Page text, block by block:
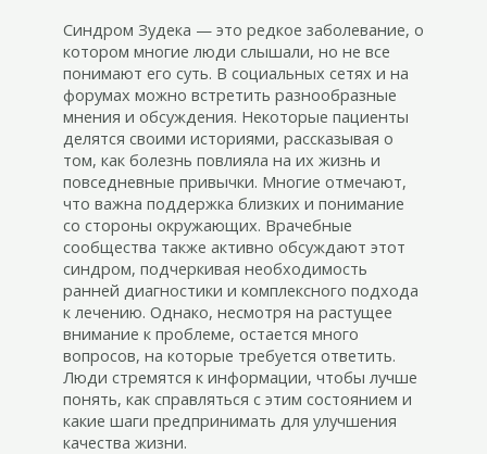
Синдром Зудека — это редкое заболевание, о
котором многие люди слышали, но не все
понимают его суть. В социальных сетях и на
форумах можно встретить разнообразные
мнения и обсуждения. Некоторые пациенты
делятся своими историями, рассказывая о
том, как болезнь повлияла на их жизнь и
повседневные привычки. Многие отмечают,
что важна поддержка близких и понимание
со стороны окружающих. Врачебные
сообщества также активно обсуждают этот
синдром, подчеркивая необходимость
ранней диагностики и комплексного подхода
к лечению. Однако, несмотря на растущее
внимание к проблеме, остается много
вопросов, на которые требуется ответить.
Люди стремятся к информации, чтобы лучше
понять, как справляться с этим состоянием и
какие шаги предпринимать для улучшения
качества жизни.